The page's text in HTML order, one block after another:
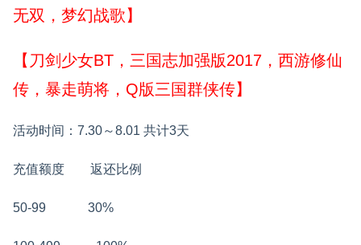
无双，梦幻战歌】
【刀剑少女BT，三国志加强版2017，西游修仙
传，暴走萌将，Q版三国群侠传】
活动时间：7.30～8.01 共计3天
充值额度 返还比例
50-99 30%